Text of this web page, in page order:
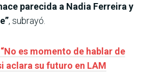
parecida a Nadia Ferreira y
, subrayó.
es momento de hablar de
aclara su futuro en LAM